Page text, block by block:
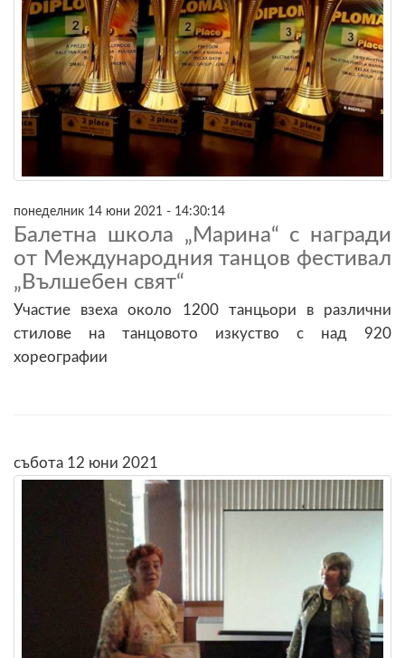
понеделник 14 юни 2021 - 14:30:14
Балетна школа „Марина“ с награди
от Международния танцов фестивал
„Вълшебен свят“
Участие взеха около 1200 танцьори в различни
стилове на танцовото изкуство с над 920
хореографии
събота 12 юни 2021